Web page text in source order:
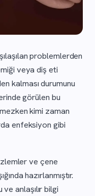
problemlerden
veya diş eti
kalması durumunu
görülen bu
kimi zaman
enfeksiyon gibi
ve çene
hazırlanmıştır.
anlaşılır bilgi